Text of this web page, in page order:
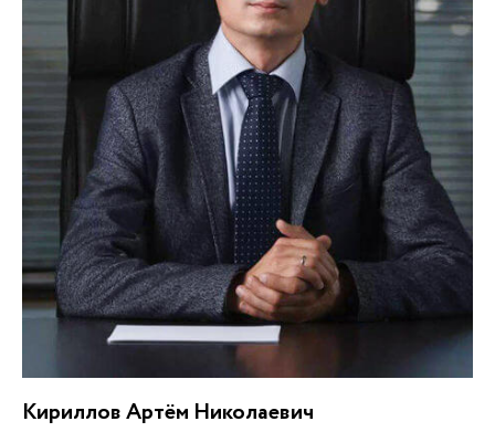
Кириллов Артём Николаевич